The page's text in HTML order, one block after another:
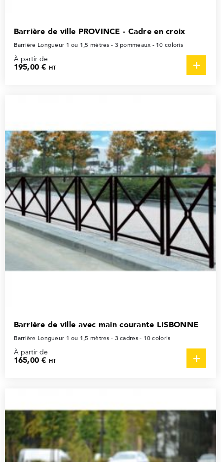
Barrière de ville PROVINCE - Cadre en croix
Barrière Longueur 1 ou 1,5 mètres - 3 pommeaux - 10 coloris
À partir de
195,00 €HT
Barrière de ville avec main courante LISBONNE
Barrière Longueur 1 ou 1,5 mètres - 3 cadres - 10 coloris
À partir de
165,00 €HT